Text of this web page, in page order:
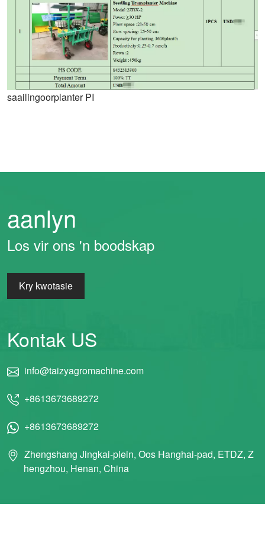
saailingoorplanter PI
aanlyn
Los vir ons 'n boodskap
Kry kwotasie
Kontak US
info@taizyagromachine.com
+8613673689272
+8613673689272
Zhengshang Jingkai-plein, Oos Hanghai-pad, ETDZ, Z
hengzhou, Henan, China